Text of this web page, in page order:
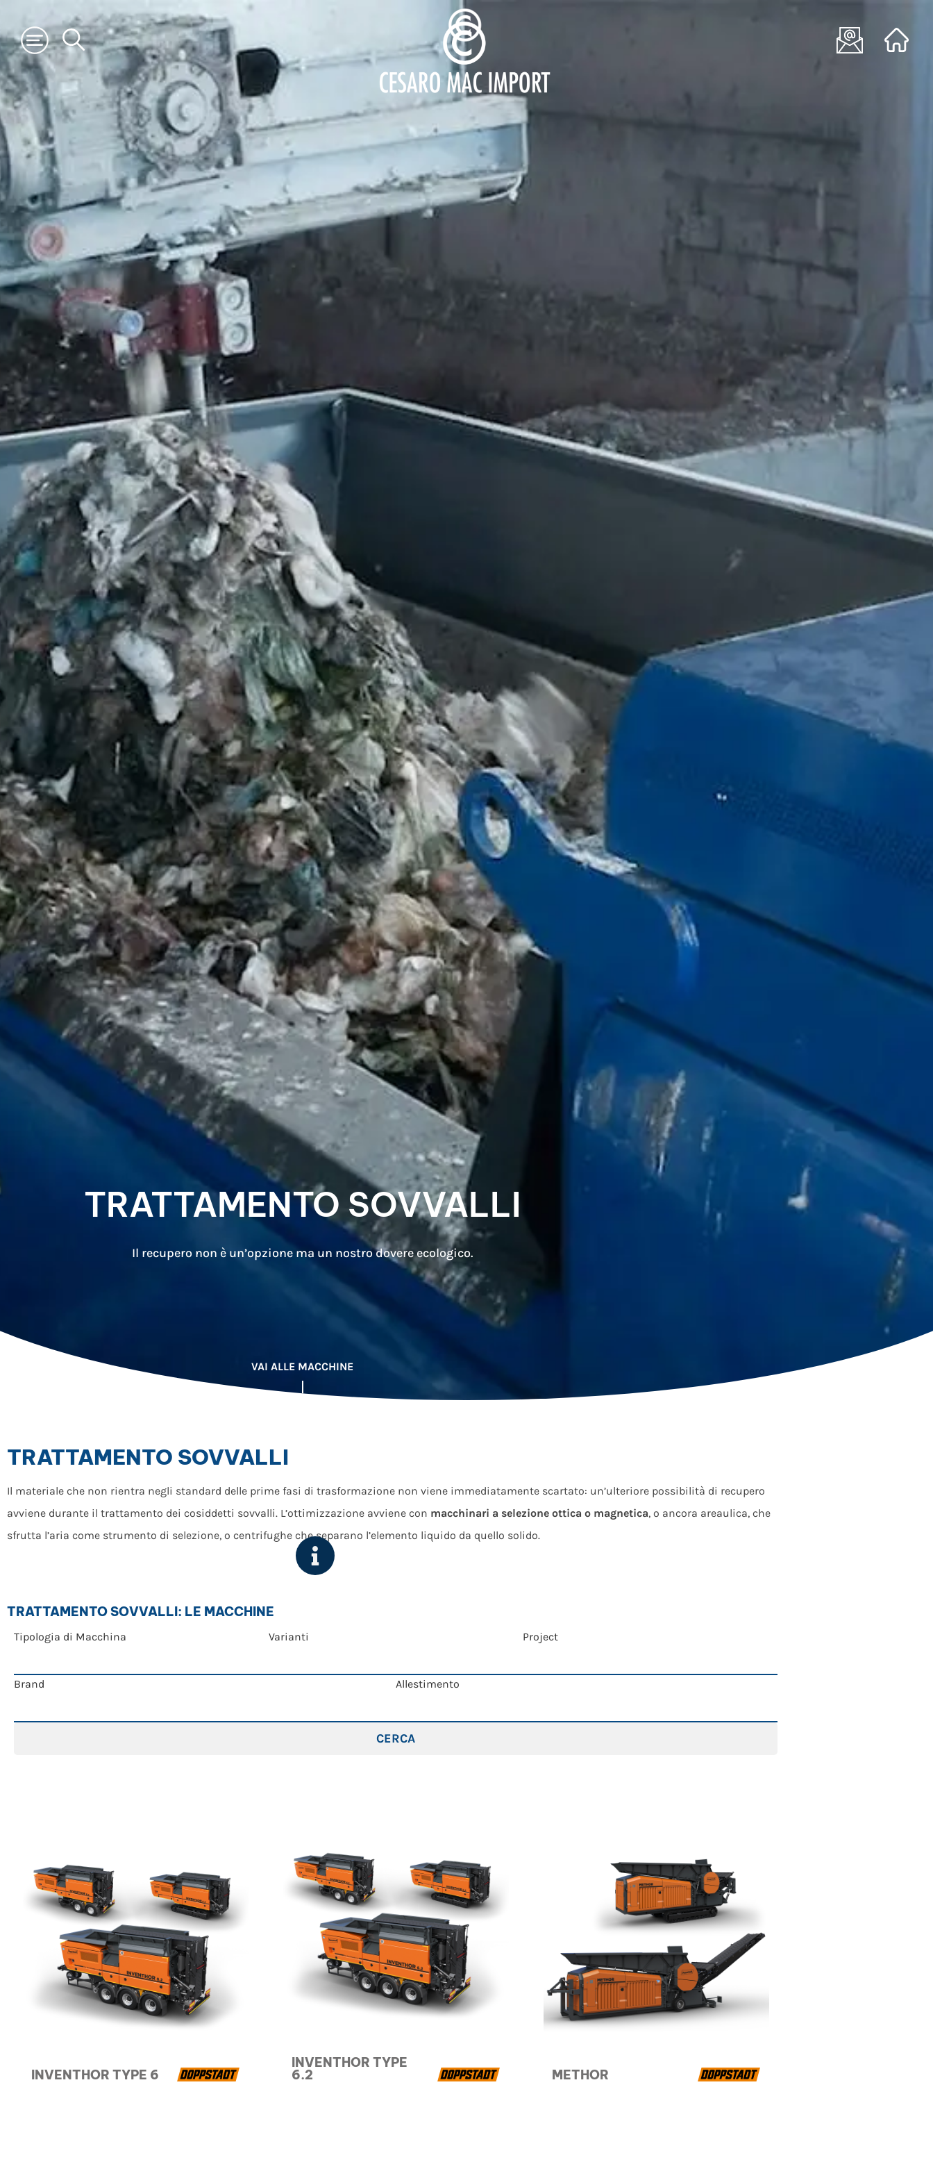
TRATTAMENTO SOVVALLI
Il recupero non è un’opzione ma un nostro dovere ecologico.
VAI ALLE MACCHINE
TRATTAMENTO SOVVALLI
Il materiale che non rientra negli standard delle prime fasi di trasformazione non viene immediatamente scartato: un’ulteriore possibilità di recupero
avviene durante il trattamento dei cosiddetti sovvalli. L’ottimizzazione avviene con macchinari a selezione ottica o magnetica, o ancora areaulica, che
sfrutta l’aria come strumento di selezione, o centrifughe che separano l’elemento liquido da quello solido.
TRATTAMENTO SOVVALLI: LE MACCHINE
Tipologia di Macchina Varianti Project
Brand Allestimento
CERCA
INVENTHOR TYPE 6
INVENTHOR TYPE
6.2 METHOR